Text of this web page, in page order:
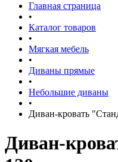
Главная страница
•
Каталог товаров
•
Мягкая мебель
•
Диваны прямые
•
Небольшие диваны
•
Диван-кровать
Диван-